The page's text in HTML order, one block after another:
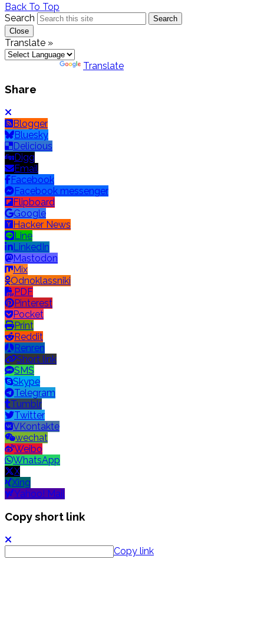
Back To Top
Search
Search
Close
Translate »
Translate
Share
Blogger
Bluesky
Delicious
Digg
Email
Facebook
Facebook messenger
Flipboard
Google
Hacker News
Line
LinkedIn
Mastodon
Mix
Odnoklassniki
PDF
Pinterest
Pocket
Print
Reddit
Renren
Short link
SMS
Skype
Telegram
Tumblr
Twitter
VKontakte
wechat
Weibo
WhatsApp
X
Xing
Yahoo! Mail
Copy short link
Copy link